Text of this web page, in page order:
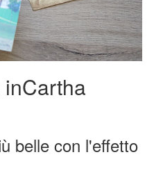
belle con l'effetto